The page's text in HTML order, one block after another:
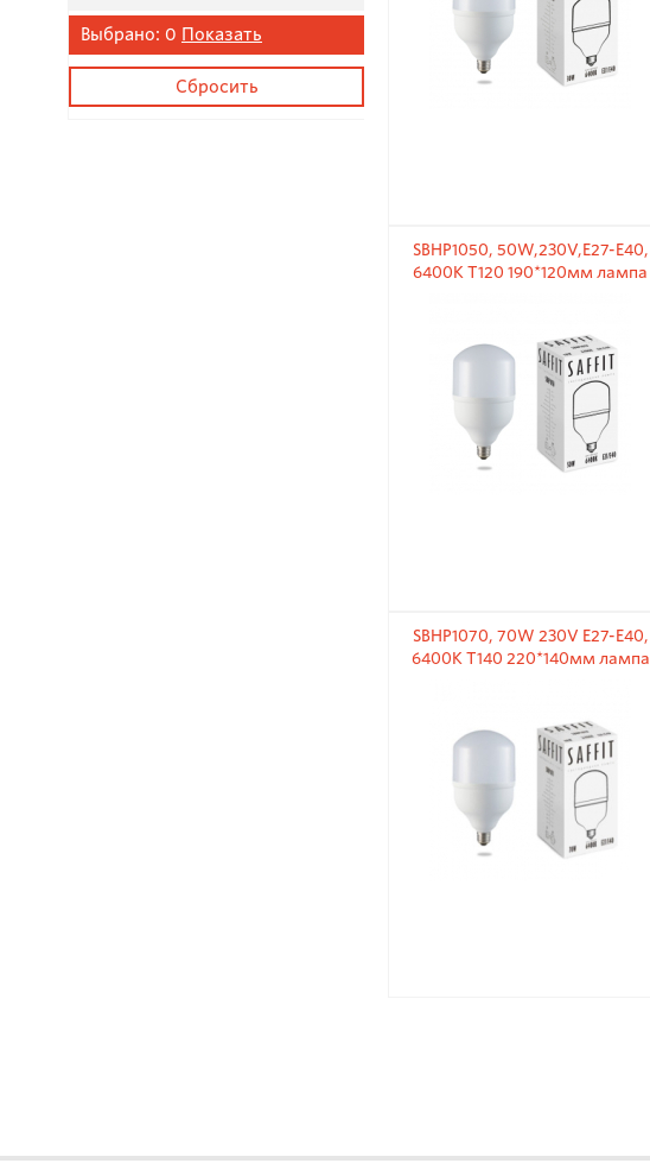
Выбрано: 0 Показать
SBHP1050, 50W,230V,E27-E40,
6400K T120 190*120мм лампа
SBHP1070, 70W 230V E27-E40,
6400K T140 220*140мм лампа